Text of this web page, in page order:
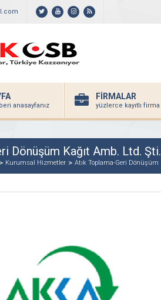
anasayfanız
FİRMALAR
yüzlerce kayıtlı firma
Dönüşüm Kağıt Amb. Ltd. Şti.
Kurumsal Hizmetler Atık Toplama-Geri Dönüşüm